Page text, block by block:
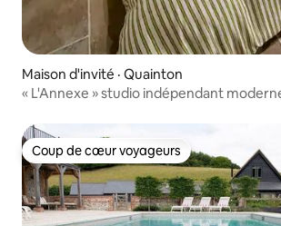
Maison d'invité · Quainton
« L'Annexe » studio indépendant
Coup de cœur voyageurs
Coup de cœur voyageurs